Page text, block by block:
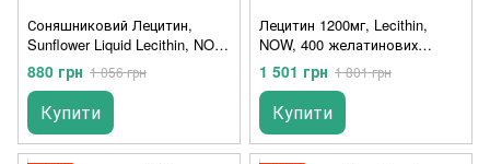
Соняшниковий Лецитин,
Sunflower Liquid Lecithin, NOW,
473 мл.
880 грн 1 056 грн
Купити
Лецитин 1200мг, Lecithin,
NOW, 400 желатинових
капсул
1 501 грн 1 801 грн
Купити